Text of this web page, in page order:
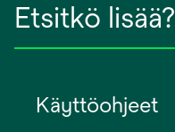
Etsitkö lisää?
Käyttöohjeet